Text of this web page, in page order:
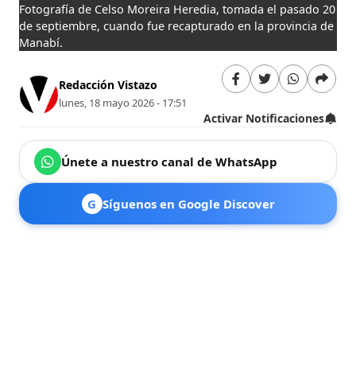
Fotografía de Celso Moreira Heredia, tomada el pasado 20
de septiembre, cuando fue recapturado en la provincia de
Manabí.
Redacción Vistazo
lunes, 18 mayo 2026 - 17:51
Activar Notificaciones
Únete a nuestro canal de WhatsApp
G Síguenos en Google Discover